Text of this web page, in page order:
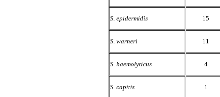
S. epidermidis 15
S. warneri 11
S. haemolyticus 4
S. capitis 1